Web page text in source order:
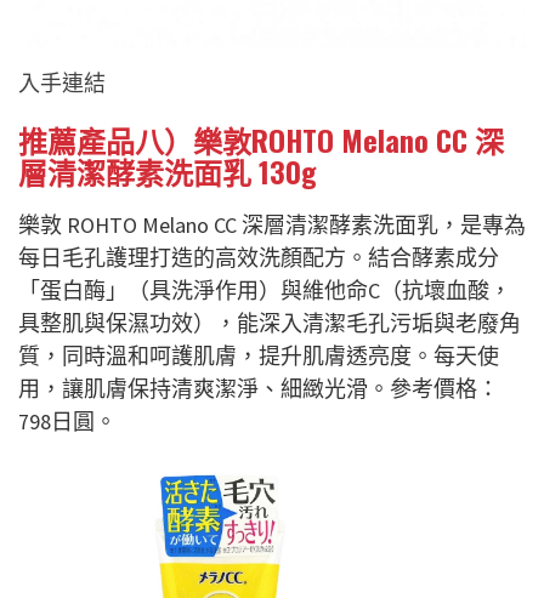
入手連結
推薦產品八）樂敦ROHTO Melano CC 深
層清潔酵素洗面乳 130g
樂敦 ROHTO Melano CC 深層清潔酵素洗面乳，是專為
每日毛孔護理打造的高效洗顏配方。結合酵素成分
「蛋白酶」（具洗淨作用）與維他命C（抗壞血酸，
具整肌與保濕功效），能深入清潔毛孔污垢與老廢角
質，同時溫和呵護肌膚，提升肌膚透亮度。每天使
用，讓肌膚保持清爽潔淨、細緻光滑。參考價格：
798日圓。